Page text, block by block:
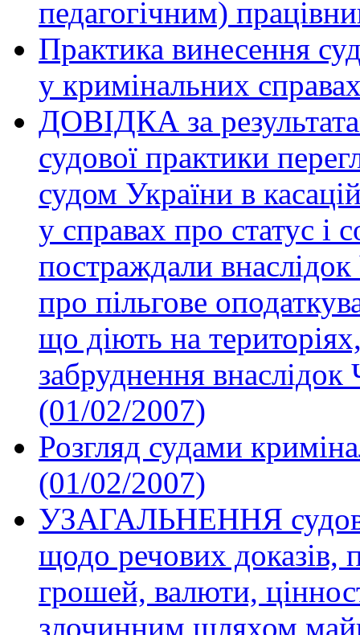
педагогічним)
Практика винесення
у кримінальних
ДОВІДКА за
судової практики
судом України в
у справах про статус і
постраждали
про пільгове
що діють на
забруднення
(01/02/2007)
Розгляд судами
(01/02/2007)
УЗАГАЛЬНЕННЯ
щодо речових доказів,
грошей, валюти,
злочинним шляхом